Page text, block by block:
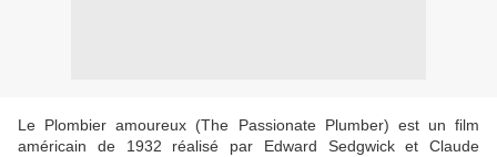
Le Plombier amoureux (The Passionate Plumber) est un film
américain de 1932 réalisé par Edward Sedgwick et Claude